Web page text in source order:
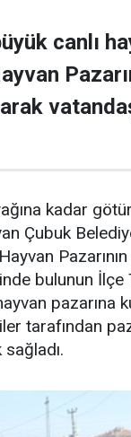
canlı
kadar
Çubuk
bulunun İlçe
pazarına
tarafından